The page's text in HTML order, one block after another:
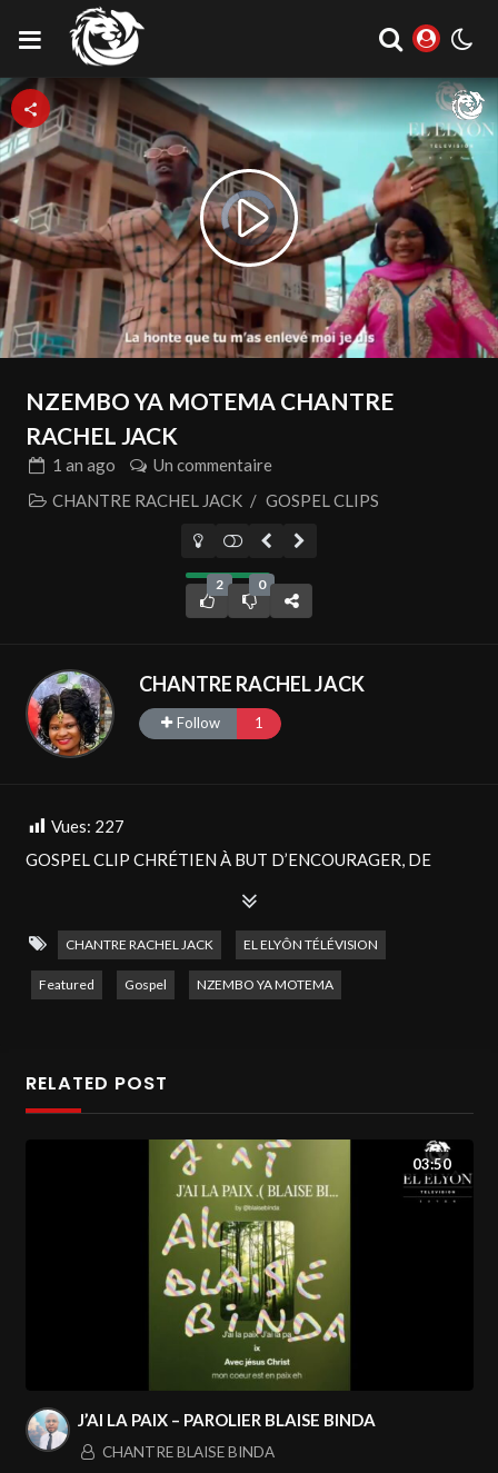
Video
Player
is
loading.
Play
Video
NZEMBO YA MOTEMA CHANTRE
RACHEL JACK
1 an ago
Un commentaire
CHANTRE RACHEL JACK / GOSPEL CLIPS
2 0
CHANTRE RACHEL JACK
Follow 1
Vues: 227
GOSPEL CLIP CHRÉTIEN À BUT D’ENCOURAGER, DE
FORTIFIER ET D’EXHORTER.
Rester connecté : → Facebook : / el elyon television → Site
web :http://www.elelyon-tv.com© Émission produite par
CHANTRE RACHEL JACK EL ELYÔN TÉLÉVISION
Featured Gospel NZEMBO YA MOTEMA
RELATED POST
03:50
J’AI LA PAIX – PAROLIER BLAISE BINDA
CHANTRE BLAISE BINDA